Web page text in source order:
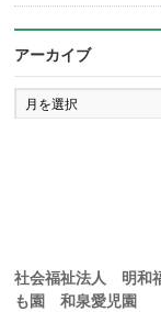
アーカイブ
ア
ー
社会福祉法人 明和
も園 和泉愛児園